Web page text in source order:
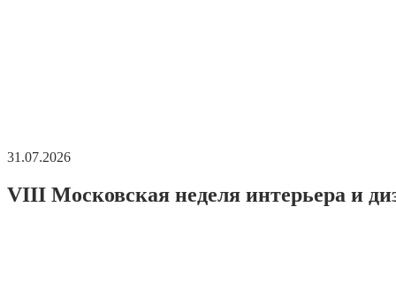
31.07.2026
VIII Московская неделя интерьера и